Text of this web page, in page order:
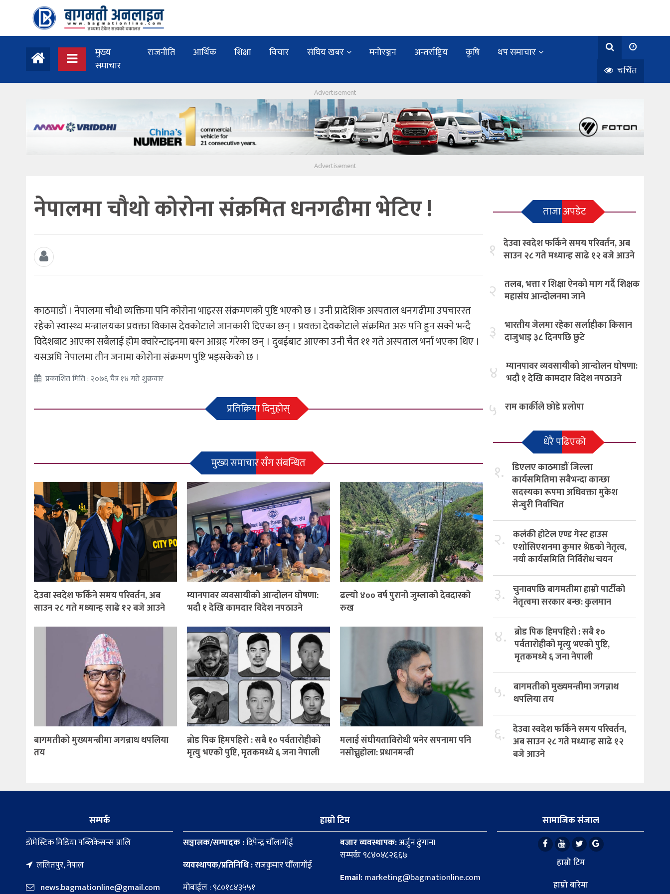
मुख्य
समाचार
राजनीति आर्थिक शिक्षा विचार संघिय खबर मनोरञ्जन अन्तर्राष्ट्रिय कृषि
थप समाचार
चर्चित
नेपालमा चौथो कोरोना संक्रमित धनगढीमा भेटिए !
काठमाडौं । नेपालमा चौथो व्यक्तिमा पनि कोरोना भाइरस संक्रमणको पुष्टि भएको छ । उनी प्रादेशिक अस्पताल धनगढीमा उपचाररत
रहेको स्वास्थ्य मन्त्रालयका प्रवक्ता विकास देवकोटाले जानकारी दिएका छन् । प्रवक्ता देवकोटाले सं‌क्रमित अरु पनि हुन सक्ने भन्दै
विदेशबाट आएका सबैलाई होम क्वारेन्टाइनमा बस्न आग्रह गरेका छन् । दुबईबाट आएका उनी चैत ११ गते अस्पताल भर्ना भएका थिए ।
यसअघि नेपालमा तीन जनामा कोरोना संक्रमण पुष्टि भइसकेको छ ।
प्रकाशित मिति : २०७६ चैत्र १४ गते शुक्रवार
प्रतिक्रिया दिनुहोस्
मुख्य समाचार सँग संबन्धित
देउवा स्वदेश फर्किने समय परिवर्तन, अब
साउन २८ गते मध्यान्ह साढे १२ बजे आउने
म्यानपावर व्यवसायीको आन्दोलन घोषणा:
भदौ १ देखि कामदार विदेश नपठाउने
ढल्यो ४०० वर्ष पुरानो जुम्लाको देवदारको
रुख
बागमतीको मुख्यमन्त्रीमा जगन्नाथ थपलिया
तय
ब्रोड पिक हिमपहिरो : सबै १० पर्वतारोहीको
मृत्यु भएको पुष्टि, मृतकमध्ये ६ जना नेपाली
मलाई संघीयताविरोधी भनेर सपनामा पनि
नसोच्नुहोला: प्रधानमन्त्री
ताजा अपडेट
१ देउवा स्वदेश फर्किने समय परिवर्तन, अब
साउन २८ गते मध्यान्ह साढे १२ बजे आउने
२ तलब, भत्ता र शिक्षा ऐनको माग गर्दै शिक्षक
महासंघ आन्दोलनमा जाने
३ भारतीय जेलमा रहेका सर्लाहीका किसान
दाजुभाइ ३८ दिनपछि छुटे
४ म्यानपावर व्यवसायीको आन्दोलन घोषणा:
भदौ १ देखि कामदार विदेश नपठाउने
५ राम कार्कीले छोडे प्रलोपा
धेरै पढिएको
१. डिएलए काठमाडौं जिल्ला
कार्यसमितिमा सबैभन्दा कान्छा
सदस्यका रूपमा अधिवक्ता मुकेश
सेन्चुरी निर्वाचित
२. कलंकी होटेल एण्ड गेस्ट हाउस
एशोसिएशनमा कुमार श्रेष्ठको नेतृत्व,
नयाँ कार्यसमिति निर्विरोध चयन
३. चुनावपछि बागमतीमा हाम्राे पार्टीको
नेतृत्वमा सरकार बन्छ: कुलमान
४. ब्रोड पिक हिमपहिरो : सबै १०
पर्वतारोहीको मृत्यु भएको पुष्टि,
मृतकमध्ये ६ जना नेपाली
५. बागमतीको मुख्यमन्त्रीमा जगन्नाथ
थपलिया तय
६. देउवा स्वदेश फर्किने समय परिवर्तन,
अब साउन २८ गते मध्यान्ह साढे १२
बजे आउने
सम्पर्क
डाेमेस्टिक मिडिया पब्लिकेसन्स प्रालि
ललितपुर, नेपाल
news.bagmationline@gmail.com
हाम्रो टिम
सञ्चालक/सम्पादक :दिपेन्द्र चौँलागाँई
व्यवस्थापक/प्रतिनिधि :राजकुमार चौँलागाँई
मोबाईल : ९८०१८४३५५१
बजार व्यवस्थापक:अर्जुन ढुंगाना
सम्पर्कः ९८४०४८२६६७
Email:marketing@bagmationline.com
सामाजिक संजाल
हाम्रो टिम
हाम्रो बारेमा